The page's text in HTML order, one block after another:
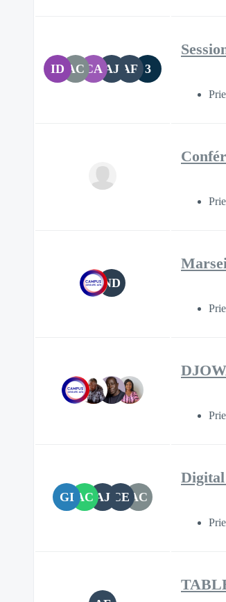
ID AC CA AJ AF 3
ND
GI AC AJ CE AC
Digital